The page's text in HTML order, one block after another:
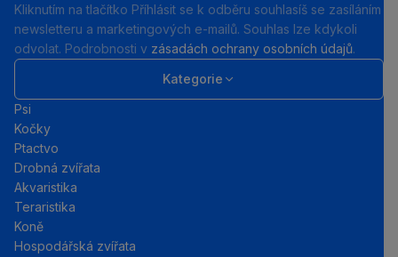
Kliknutím na tlačítko Příhlásit se k odběru souhlasíš se zasíláním
newsletteru a marketingových e-mailů. Souhlas lze kdykoli
odvolat. Podrobnosti v zásadách ochrany osobních údajů.
Kategorie
Psi
Kočky
Ptactvo
Drobná zvířata
Akvaristika
Teraristika
Koně
Hospodářská zvířata